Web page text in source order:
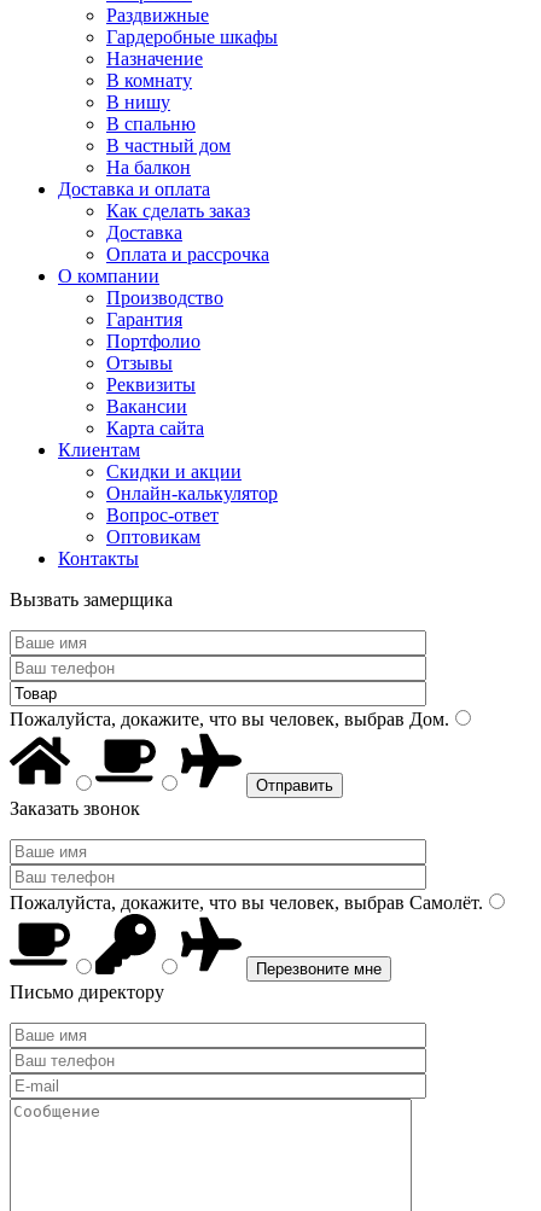
Раздвижные
Гардеробные шкафы
Назначение
В комнату
В нишу
В спальню
В частный дом
На балкон
Доставка и оплата
Как сделать заказ
Доставка
Оплата и рассрочка
О компании
Производство
Гарантия
Портфолио
Отзывы
Реквизиты
Вакансии
Карта сайта
Клиентам
Скидки и акции
Онлайн-калькулятор
Вопрос-ответ
Оптовикам
Контакты
Вызвать замерщика
Пожалуйста, докажите, что вы человек, выбрав Дом.
Заказать звонок
Пожалуйста, докажите, что вы человек, выбрав Самолёт.
Письмо директору